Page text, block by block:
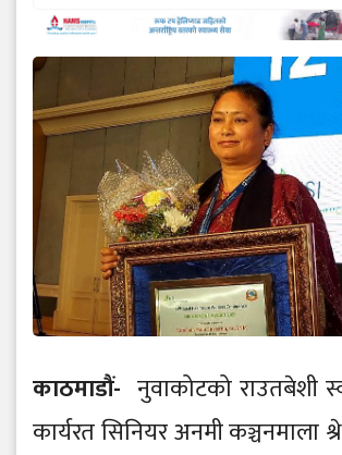
काठमाडौं- नुवाकोटको राउतबेशी
कार्यरत सिनियर अनमी कञ्चनमाला